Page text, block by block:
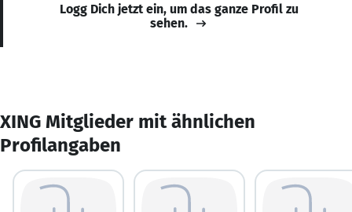
Logg Dich jetzt ein, um das ganze Profil zu
sehen.
XING Mitglieder mit ähnlichen
Profilangaben